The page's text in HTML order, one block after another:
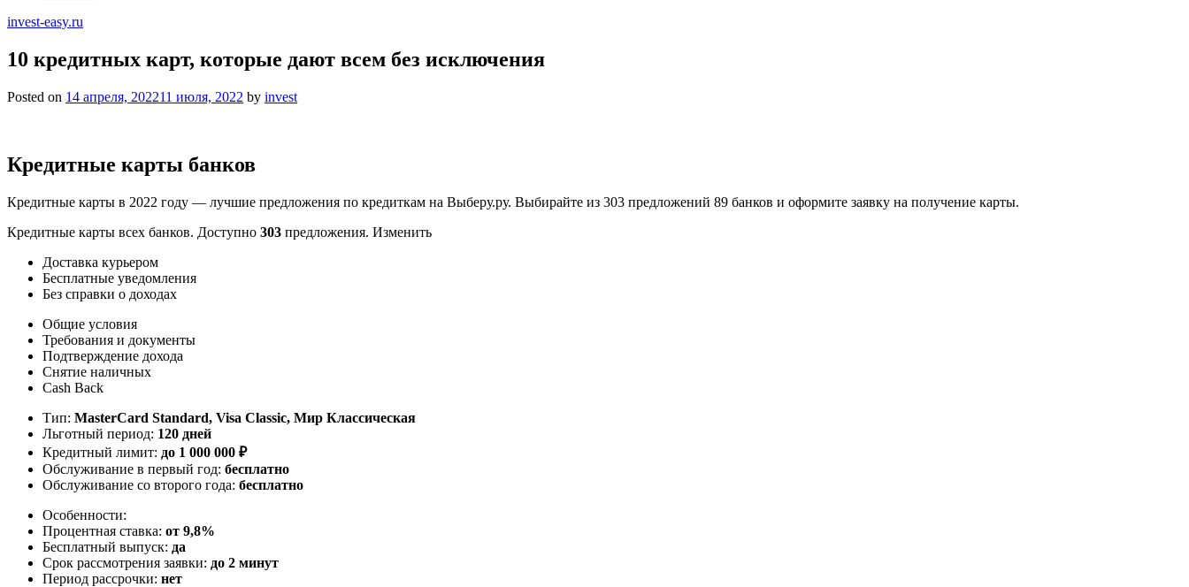
invest-easy.ru
10 кредитных карт, которые дают всем без исключения
Posted on 14 апреля, 202211 июля, 2022 by invest
Кредитные карты банков
Кредитные карты в 2022 году — лучшие предложения по кредиткам на Выберу.ру. Выбирайте из 303 предложений 89 банков и оформите заявку на получение карты.
Кредитные карты всех банков. Доступно 303 предложения. Изменить
Доставка курьером
Бесплатные уведомления
Без справки о доходах
Общие условия
Требования и документы
Подтверждение дохода
Снятие наличных
Cash Back
Тип: MasterСard Standard, Visa Classic, Мир Классическая
Льготный период: 120 дней
Кредитный лимит: до 1 000 000 ₽
Обслуживание в первый год: бесплатно
Обслуживание со второго года: бесплатно
Особенности:
Процентная ставка: от 9,8%
Бесплатный выпуск: да
Срок рассмотрения заявки: до 2 минут
Период рассрочки: нет